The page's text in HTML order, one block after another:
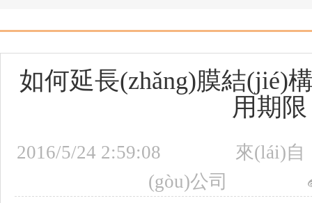
如何延長(zhǎng)膜結(jié)
用期限
2016/5/24 2:59:08
來(lái)自
(gòu)公司